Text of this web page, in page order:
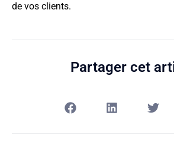
de vos clients.
Partager cet